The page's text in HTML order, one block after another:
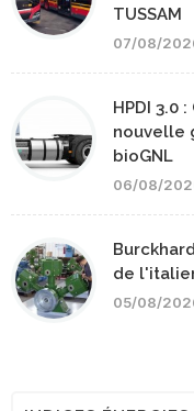
TUSSAM
07/08/
HPDI 3.0
nouvelle
bioGNL
06/08/
de
05/08/